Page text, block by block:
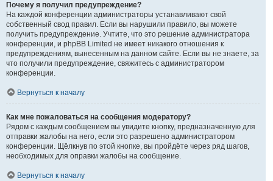
Почему я получил предупреждение?
На каждой конференции администраторы устанавливают свой
собственный свод правил. Если вы нарушили правило, вы можете
получить предупреждение. Учтите, что это решение администратора
конференции, и phpBB Limited не имеет никакого отношения к
предупреждениям, вынесенным на данном сайте. Если вы не знаете, за
что получили предупреждение, свяжитесь с администратором
конференции.
Вернуться к началу
Как мне пожаловаться на сообщения модератору?
Рядом с каждым сообщением вы увидите кнопку, предназначенную для
отправки жалобы на него, если это разрешено администратором
конференции. Щёлкнув по этой кнопке, вы пройдёте через ряд шагов,
необходимых для оправки жалобы на сообщение.
Вернуться к началу